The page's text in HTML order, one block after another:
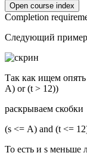
Open course index
Completion
Следующий пример
Так как ищем
A) or(t > 12))
раскрываем скобки
(s <= A) and (t <= 12
То есть и s меньше